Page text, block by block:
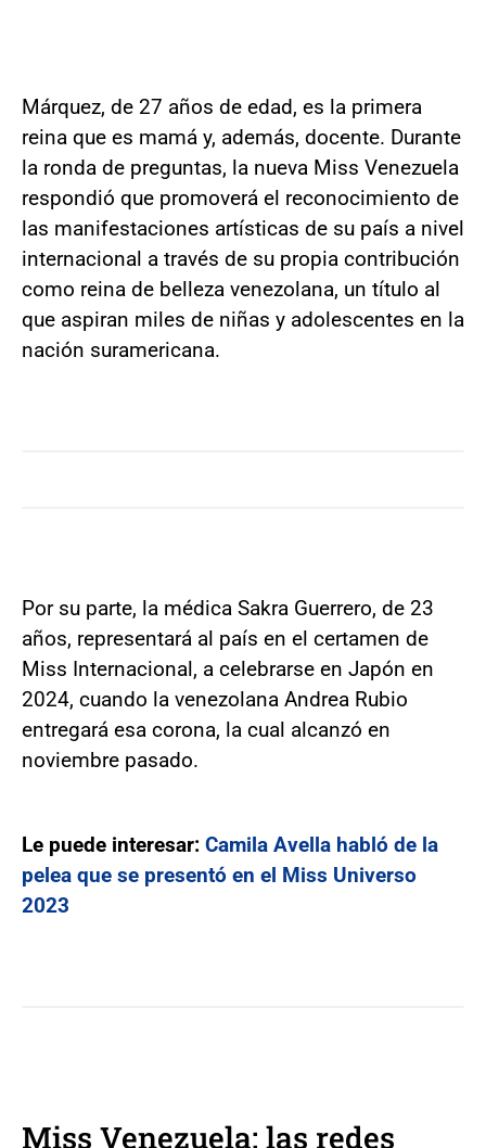
Márquez, de 27 años de edad, es la primera
reina que es mamá y, además, docente. Durante
la ronda de preguntas, la nueva Miss Venezuela
respondió que promoverá el reconocimiento de
las manifestaciones artísticas de su país a nivel
internacional a través de su propia contribución
como reina de belleza venezolana, un título al
que aspiran miles de niñas y adolescentes en la
nación suramericana.
Por su parte, la médica Sakra Guerrero, de 23
años, representará al país en el certamen de
Miss Internacional, a celebrarse en Japón en
2024, cuando la venezolana Andrea Rubio
entregará esa corona, la cual alcanzó en
noviembre pasado.
Le puede interesar: Camila Avella habló de la
pelea que se presentó en el Miss Universo
2023
Miss Venezuela: las redes